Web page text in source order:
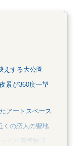
えする大公園
景が360度一望
アートスペース
くの恋人の聖地
れな商業施設